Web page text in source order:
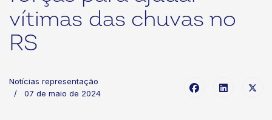
vítimas das chuvas no
RS
Notícias representação
07 de maio de 2024